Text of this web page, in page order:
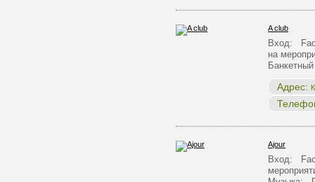
A club
Вход:
на
Адрес:
Ajour
Вход: